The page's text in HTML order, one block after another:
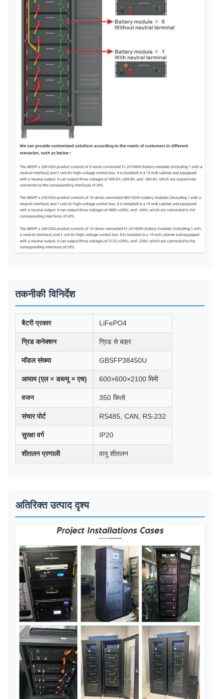
तकनीकी विनिर्देश
बैटरी प्रकार LiFePO4
ग्रिड कनेक्शन ग्रिड से बाहर
मॉडल संख्या GBSFP38450U
आयाम (एल × डब्ल्यू × एच) 600×600×2100 मिमी
वजन 350 किलो
संचार पोर्ट RS485, CAN, RS-232
सुरक्षा वर्ग IP20
शीतलन प्रणाली वायु शीतलन
अतिरिक्त उत्पाद दृश्य